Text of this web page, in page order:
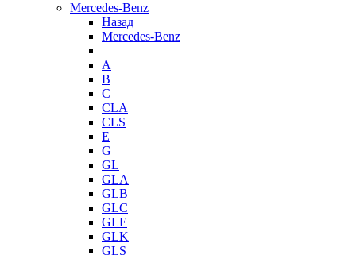
Mercedes-Benz
Назад
Mercedes-Benz
A
B
C
CLA
CLS
E
G
GL
GLA
GLB
GLC
GLE
GLK
GLS